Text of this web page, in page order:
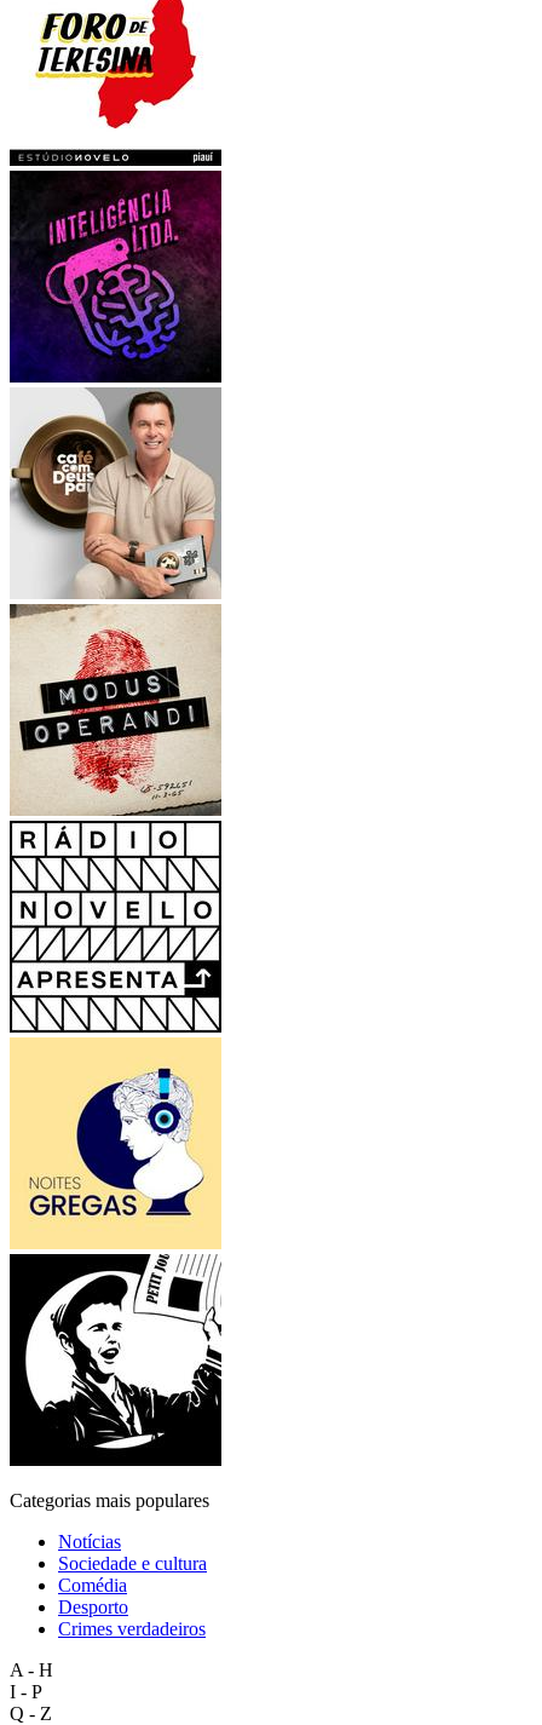
Categorias mais populares
Notícias
Sociedade e cultura
Comédia
Desporto
Crimes verdadeiros
A - H
I - P
Q - Z